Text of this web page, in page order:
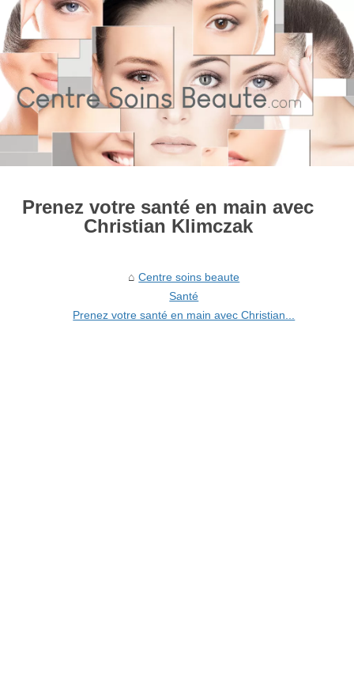
Prenez votre santé en main avec
Christian Klimczak
Centre soins beaute
Santé
Prenez votre santé en main avec Christian...